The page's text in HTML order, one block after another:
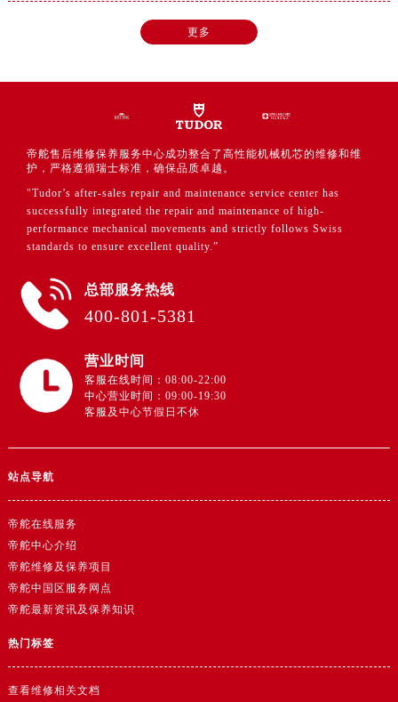
更多
帝舵售后维修保养服务中心成功整合了高性能机械机芯的维修和维
护，严格遵循瑞士标准，确保品质卓越。
"Tudor’s after-sales repair and maintenance service center has
successfully integrated the repair and maintenance of high-
performance mechanical movements and strictly follows Swiss
standards to ensure excellent quality.”
总部服务热线
400-801-5381
营业时间
客服在线时间：08:00-22:00
中心营业时间：09:00-19:30
客服及中心节假日不休
站点导航
帝舵在线服务
帝舵中心介绍
帝舵维修及保养项目
帝舵中国区服务网点
帝舵最新资讯及保养知识
热门标签
查看维修相关文档